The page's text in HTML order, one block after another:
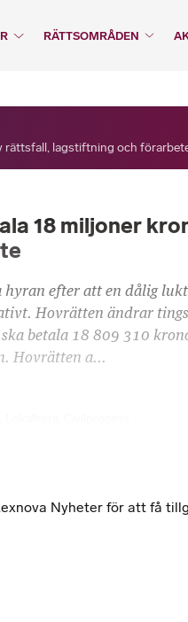
RÄTTSOMRÅDEN
lagstiftning och
18 miljoner
hyran efter att en dålig
Hovrätten ändrar
ska betala 18 809 310
Hovrätten a...
Nyheter för att få